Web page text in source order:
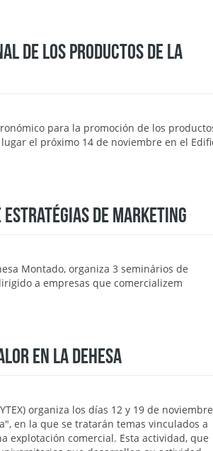
DE LOS PRODUCTOS DE LA
para la promoción de los
el próximo 14 de noviembre en el
DE MARKETING
Montado, organiza 3 seminários de
a empresas que comercializem
EN LA DEHESA
organiza los días 12 y 19 de
en la que se tratarán temas vinculados a
explotación comercial. Esta actividad, que